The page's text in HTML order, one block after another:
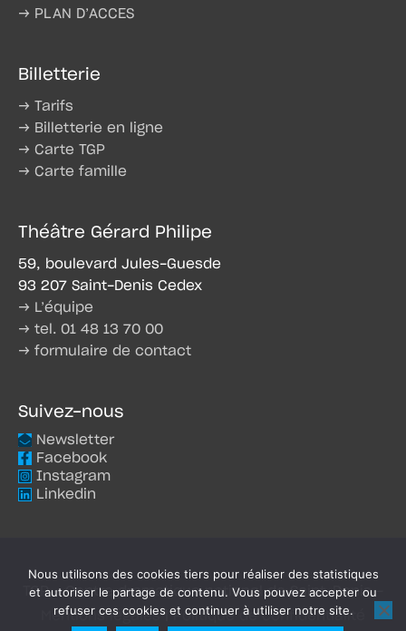
→ PLAN D’ACCES
Billetterie
→ Tarifs
→ Billetterie en ligne
→ Carte TGP
→ Carte famille
Théâtre Gérard Philipe
59, boulevard Jules-Guesde
93 207 Saint-Denis Cedex
→ L’équipe
→ tel. 01 48 13 70 00
→ formulaire de contact
Suivez-nous
Newsletter
Facebook
Instagram
Linkedin
TGP - Centre dramatique national de Saint-Denis -
Mentions légales|Politique de confidentialité
Nous utilisons des cookies tiers pour réaliser des statistiques
et autoriser le partage de contenu. Vous pouvez accepter ou
refuser ces cookies et continuer à utiliser notre site.